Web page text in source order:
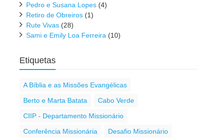
Pedro e Susana Lopes (4)
Retiro de Obreiros (1)
Rute Vivas (28)
Sami e Emily Loa Ferreira (10)
Etiquetas
A Bíblia e as Missões Evangélicas
Berto e Marta Batata
Cabo Verde
CIIP - Departamento Missionário
Conferência Missionária
Desafio Missionário